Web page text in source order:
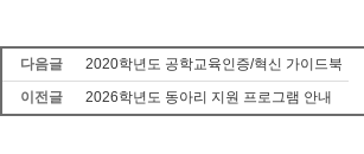
다음글
2020학년도 공학교육인증/혁신 가이드북
이전글
2026학년도 동아리 지원 프로그램 안내